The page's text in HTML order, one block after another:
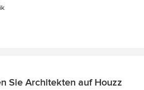
Sie Architekten auf Houzz